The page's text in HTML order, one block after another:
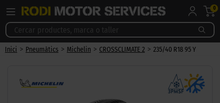
0
Inici > Pneumàtics > Michelin > CROSSCLIMATE 2 > 235/40 R18 95 Y